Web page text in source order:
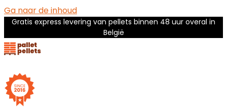
Ga naar de inhoud
Gratis express levering van pellets binnen 48 uur overal in
België